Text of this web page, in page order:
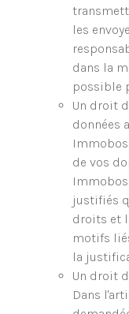
les
dans la
possible
Un droit
données
de vos
justifiés
droits et
motifs
la
Un droit
Dans